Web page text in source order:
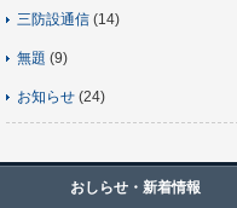
三防設通信 (14)
無題 (9)
お知らせ (24)
おしらせ・新着情報